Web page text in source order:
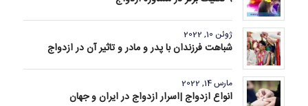
ژوئن 10, 2022
شباهت فرزندان با پدر و مادر و تاثیر آن در ازدواج
مارس 14, 2022
انواع ازدواج |اسرار ازدواج در ایران و جهان